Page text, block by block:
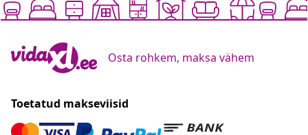
Osta rohkem, maksa vähem
Toetatud makseviisid